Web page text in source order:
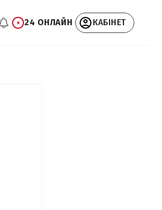
24 ОНЛАЙН КАБІНЕТ